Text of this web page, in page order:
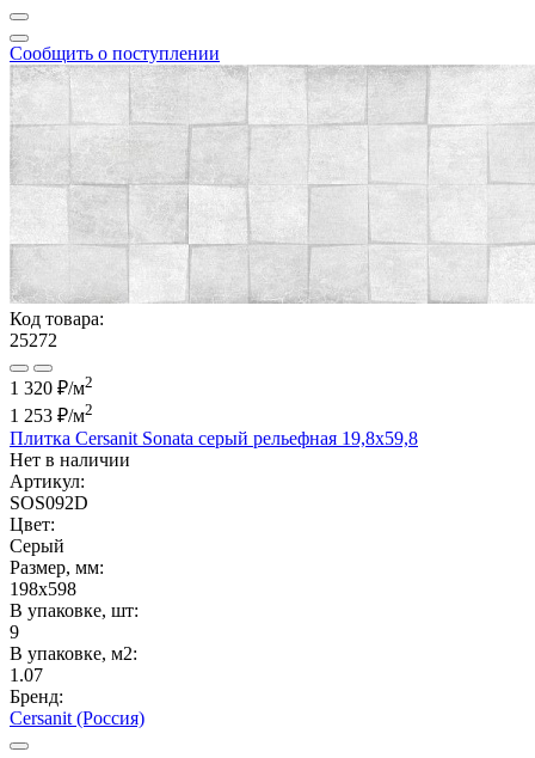
Сообщить о поступлении
Код товара:
25272
1 320 ₽/м2
1 253 ₽/м2
Плитка Cersanit Sonata серый рельефная 19,8x59,8
Нет в наличии
Артикул:
SOS092D
Цвет:
Серый
Размер, мм:
198x598
В упаковке, шт:
9
В упаковке, м2:
1.07
Бренд:
Cersanit (Россия)